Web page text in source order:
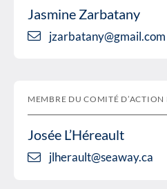
Jasmine Zarbatany
jzarbatany@gmail.com
MEMBRE DU COMITÉ D’ACTION
Josée L’Héreault
jlherault@seaway.ca